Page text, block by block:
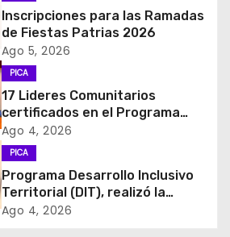
Inscripciones para las Ramadas
de Fiestas Patrias 2026
Ago 5, 2026
PICA
17 Lideres Comunitarios
certificados en el Programa
MÁS AMA
Ago 4, 2026
PICA
Programa Desarrollo Inclusivo
Territorial (DIT), realizó la
entrega de Cajas de Regulación
Ago 4, 2026